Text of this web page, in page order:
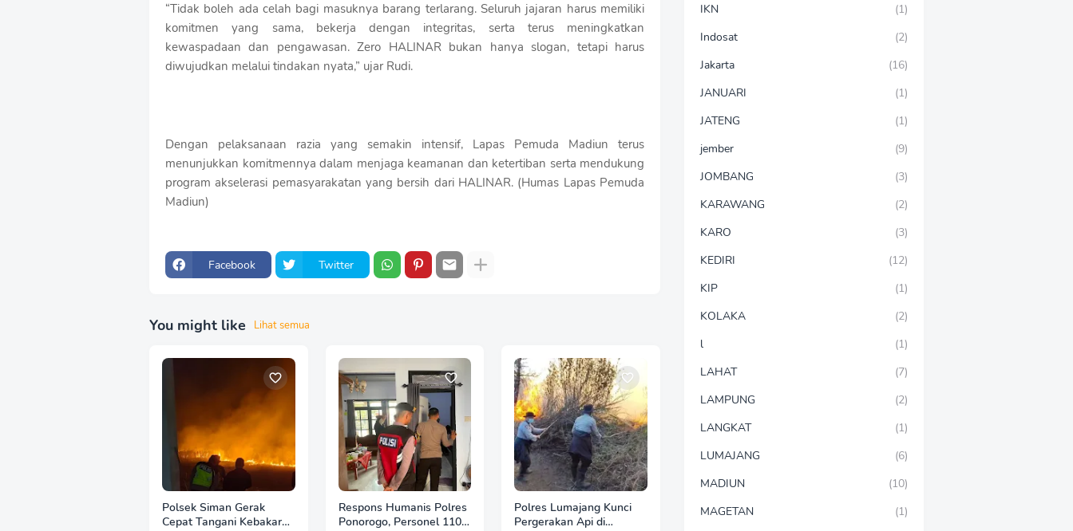
“Tidak boleh ada celah bagi masuknya barang terlarang. Seluruh jajaran harus memiliki
komitmen yang sama, bekerja dengan integritas, serta terus meningkatkan
kewaspadaan dan pengawasan. Zero HALINAR bukan hanya slogan, tetapi harus
diwujudkan melalui tindakan nyata,” ujar Rudi.
Dengan pelaksanaan razia yang semakin intensif, Lapas Pemuda Madiun terus
menunjukkan komitmennya dalam menjaga keamanan dan ketertiban serta mendukung
program akselerasi pemasyarakatan yang bersih dari HALINAR. (Humas Lapas Pemuda
Madiun)
Facebook Twitter
You might like Lihat semua
Polsek Siman Gerak
Cepat Tangani Kebakaran
Respons Humanis Polres
Ponorogo, Personel 110
Polres Lumajang Kunci
Pergerakan Api di
IKN
(1)
Indosat
(2)
Jakarta
(16)
JANUARI
(1)
JATENG
(1)
jember
(9)
JOMBANG
(3)
KARAWANG
(2)
KARO
(3)
KEDIRI
(12)
KIP
(1)
KOLAKA
(2)
l
(1)
LAHAT
(7)
LAMPUNG
(2)
LANGKAT
(1)
LUMAJANG
(6)
MADIUN
(10)
MAGETAN
(1)